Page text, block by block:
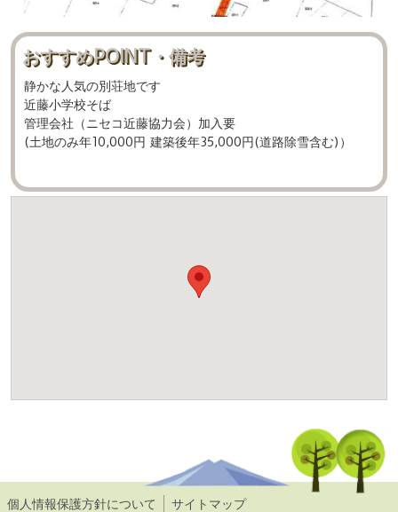
おすすめPOINT・備考
静かな人気の別荘地です
近藤小学校そば
管理会社（ニセコ近藤協力会）加入要
(土地のみ年10,000円 建築後年35,000円(道路除雪含む)）
個人情報保護方針について サイトマップ